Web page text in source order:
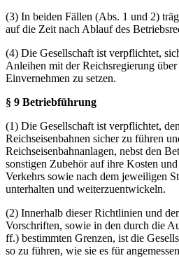
(3) In beiden Fällen (Abs. 1 und 2)
auf die Zeit nach Ablauf des
(4) Die Gesellschaft ist verpflichtet,
Anleihen mit der Reichsregierung
Einvernehmen zu setzen.
§ 9 Betriebführung
(1) Die Gesellschaft ist verpflichtet,
Reichseisenbahnen sicher zu führen
Reichseisenbahnanlagen, nebst den
sonstigen Zubehör auf ihre Kosten
Verkehrs sowie nach dem jeweiligen
unterhalten und weiterzuentwickeln.
(2) Innerhalb dieser Richtlinien und
Vorschriften, sowie in den durch die
ff.) bestimmten Grenzen, ist die
so zu führen, wie sie es für